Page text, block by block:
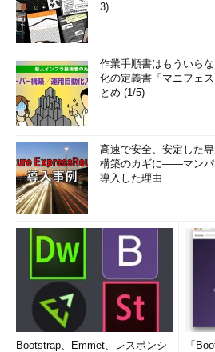
3)
作業手順書はもういら
化の定義書「マニフェ
とめ (1/5)
高速で安全、安定した
構築のカギに――マンパ
導入した理由
Bootstrap、Emmet、レスポンシ
「